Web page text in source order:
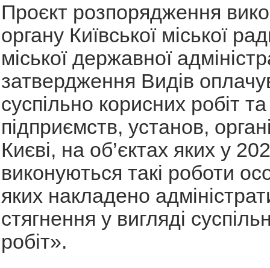
Проєкт розпорядження
органу Київської міської
міської державної
затвердження Видів
суспільно корисних робіт
підприємств, установ,
Києві, на об’єктах яких у
виконуються такі роботи
яких накладено
стягнення у вигляді
робіт».